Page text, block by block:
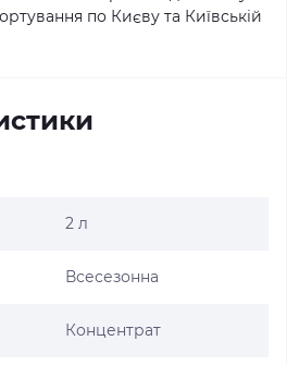
по Києву та Київській
2 л
Всесезонна
Концентрат